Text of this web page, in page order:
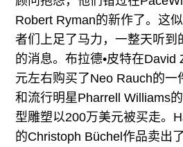
Robert Ryman的新作了。这
者们上足了马力，一整天听到
的消息。布拉德•皮特在David
元左右购买了Neo Rauch的一
和流行明星Pharrell Williams
型雕塑以200万美元被买走。
的Christoph Büchel作品卖出